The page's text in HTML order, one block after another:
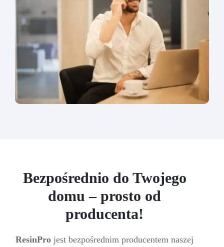
Bezpośrednio do Twojego
domu – prosto od
producenta!
ResinPro jest bezpośrednim producentem naszej